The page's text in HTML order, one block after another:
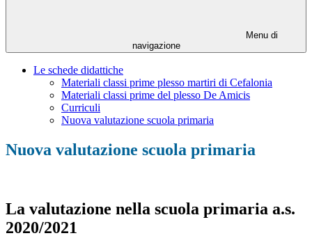
Menu di
navigazione
Le schede didattiche
Materiali classi prime plesso martiri di Cefalonia
Materiali classi prime del plesso De Amicis
Curriculi
Nuova valutazione scuola primaria
Nuova valutazione scuola primaria
La valutazione nella scuola primaria a.s.
2020/2021